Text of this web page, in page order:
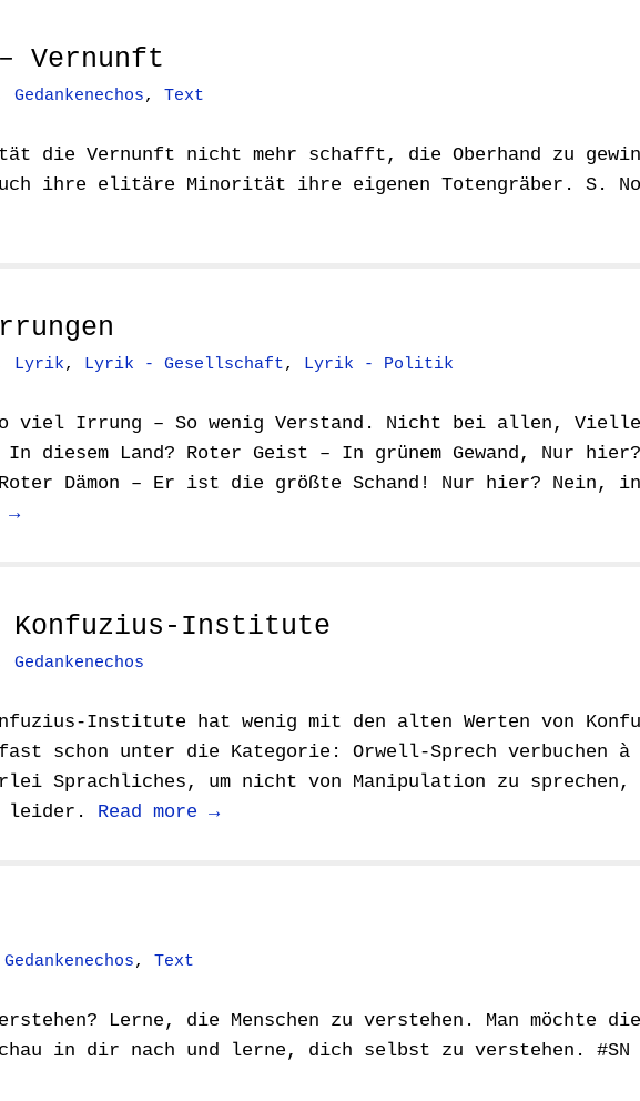
– Vernunft
Gedankenechos, Text
die Vernunft nicht mehr schafft, die Oberhand zu
ihre elitäre Minorität ihre eigenen Totengräber. S.
Lyrik, Lyrik - Gesellschaft, Lyrik - Politik
viel Irrung – So wenig Verstand. Nicht bei allen,
diesem Land? Roter Geist – In grünem Gewand, Nur hier?
Dämon – Er ist die größte Schand! Nur hier? Nein, in
→
Konfuzius-Institute
Gedankenechos
Institute hat wenig mit den alten Werten von
schon unter die Kategorie: Orwell-Sprech verbuchen
Sprachliches, um nicht von Manipulation zu
leider. Read more →
Gedankenechos, Text
Lerne, die Menschen zu verstehen. Man möchte die
in dir nach und lerne, dich selbst zu verstehen. #SN